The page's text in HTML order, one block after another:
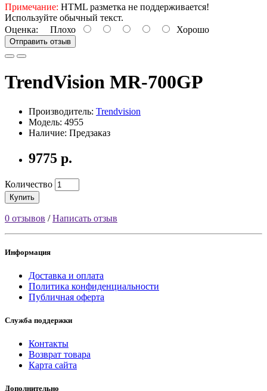
Примечание: HTML разметка не поддерживается!
Используйте обычный текст.
Оценка: Плохо Хорошо
Отправить отзыв
TrendVision MR-700GP
Производитель: Trendvision
Модель: 4955
Наличие: Предзаказ
9775 р.
Количество
Купить
0 отзывов /Написать отзыв
Информация
Доставка и оплата
Политика конфиденциальности
Публичная оферта
Служба поддержки
Контакты
Возврат товара
Карта сайта
Дополнительно